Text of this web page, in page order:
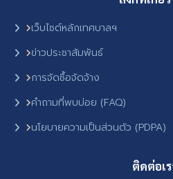
เว็บไซต์หลักเทศบาลฯ
ข่าวประชาสัมพันธ์
การจัดซื้อจัดจ้าง
คำถามที่พบบ่อย (FAQ)
นโยบายความเป็นส่วนตัว (PDPA)
ติดต่อเ